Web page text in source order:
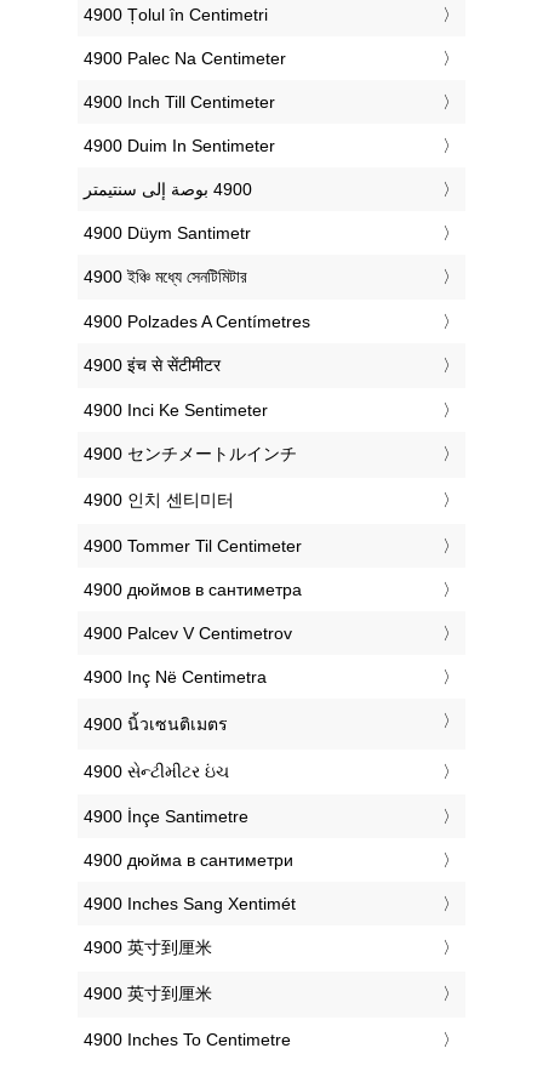
‎4900 Țolul în Centimetri
‎4900 Palec Na Centimeter
‎4900 Inch Till Centimeter
‎4900 Duim In Sentimeter
‎4900 Düym Santimetr
‎4900 ইঞ্চি মধ্যে সেনটিমিটার
‎4900 Polzades A Centímetres
‎4900 इंच से सेंटीमीटर
‎4900 Inci Ke Sentimeter
‎4900 センチメートルインチ
‎4900 인치 센티미터
‎4900 Tommer Til Centimeter
‎4900 дюймов в сантиметра
‎4900 Palcev V Centimetrov
‎4900 Inç Në Centimetra
‎4900 นิ้วเซนติเมตร
‎4900 સેન્ટીમીટર ઇંચ
‎4900 İnçe Santimetre
‎4900 дюйма в сантиметри
‎4900 Inches Sang Xentimét
‎4900 英寸到厘米
‎4900 英寸到厘米
‎4900 Inches To Centimetre